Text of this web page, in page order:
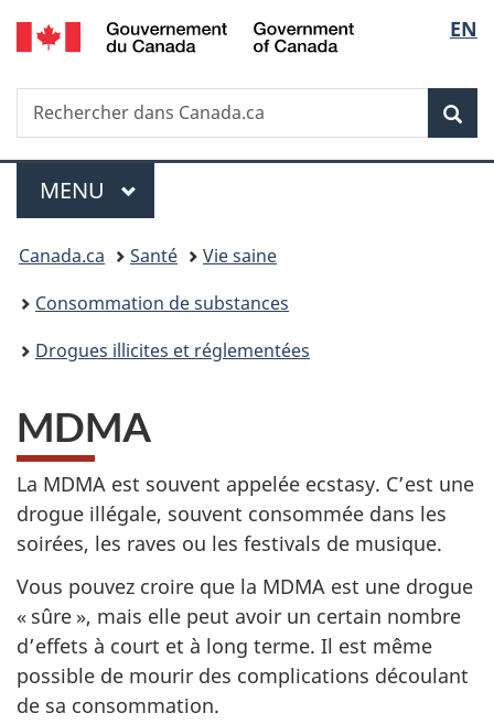
Passer
au
principal
Passer
à
Au
du
Passer
à
version
simplifiée
de
la
EN
Recherche
Rechercher
dans
Menu
MENU PRINCIPAL
Vous
êtes
ici :
Canada.ca Santé
Vie saine
Consommation de substances
Drogues illicites et réglementées
MDMA
La MDMA est souvent appelée ecstasy. C’est une
drogue illégale, souvent consommée dans les
soirées, les raves ou les festivals de musique.
Vous pouvez croire que la MDMA est une drogue
« sûre », mais elle peut avoir un certain nombre
d’effets à court et à long terme. Il est même
possible de mourir des complications découlant
de sa consommation.